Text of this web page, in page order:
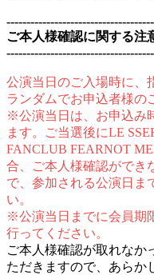
ご本人様確認に関する注
公演当日のご入場時に、
ランダムでお申込者様の
※公演当日は、お申込み
ます。ご当選後にLE
FANCLUB FEARNOT
合、ご本人様確認ができ
で、参加される公演日ま
い。
※公演当日までに会員期
行ってください。
ご本人様確認が取れなか
ただきますので、あらか